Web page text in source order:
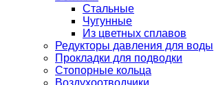
Стальные
Чугунные
Из цветных сплавов
Редукторы давления для воды
Прокладки для подводки
Стопорные кольца